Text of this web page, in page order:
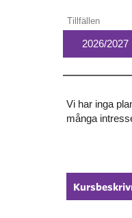
Tillfällen
2026/2027
Vi har inga
många